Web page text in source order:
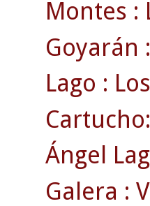
Montes :
Goyarán
Lago :
Ángel
Galera :